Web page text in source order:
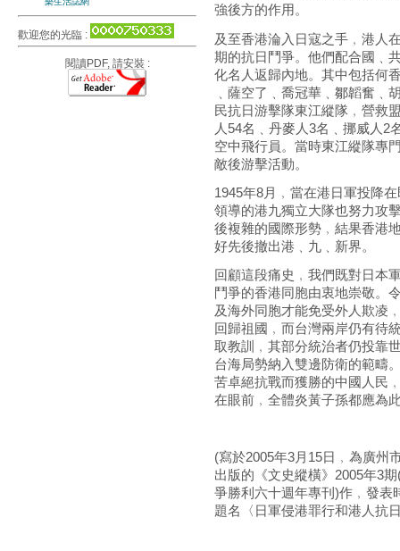
強後方的作用。
及至香港淪入日寇之手﹐港人
期的抗日鬥爭。他們配合國﹑
化名人返歸內地。其中包括何
﹑薩空了﹑喬冠華﹑鄒韜奮﹑
民抗日游擊隊東江縱隊﹐營救
人54名﹑丹麥人3名﹑挪威人2
空中飛行員。當時東江縱隊專
敵後游擊活動。
1945年8月﹐當在港日軍投降
領導的港九獨立大隊也努力攻
後複雜的國際形勢﹐結果香港
好先後撤出港﹑九﹑新界。
回顧這段痛史﹐我們既對日本
鬥爭的香港同胞由衷地崇敬。
及海外同胞才能免受外人欺凌
回歸祖國﹐而台灣兩岸仍有待
取教訓﹐其部分統治者仍投靠
台海局勢納入雙邊防衛的範疇
苦卓絕抗戰而獲勝的中國人民
在眼前﹐全體炎黃子孫都應為
(寫於2005年3月15日﹐為廣州
出版的《文史縱橫》2005年3
爭勝利六十週年專刊)作﹐發表
題名〈日軍侵港罪行和港人抗
歡迎您的光臨 :
閱讀PDF, 請安裝 :